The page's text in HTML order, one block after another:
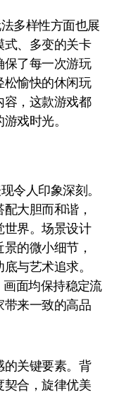
多样性方面也展
式、多变的关卡
保了每一次游玩
松愉快的休闲玩
容，这款游戏都
戏时光。
令人印象深刻。
大胆而和谐，
世界。场景设计
的微小细节，
与艺术追求。
面均保持稳定流
带来一致的高品
的关键要素。背
契合，旋律优美